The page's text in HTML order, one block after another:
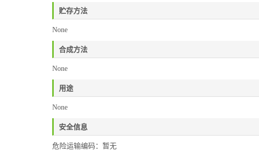
贮存方法
None
合成方法
None
用途
None
安全信息
危险运输编码：暂无